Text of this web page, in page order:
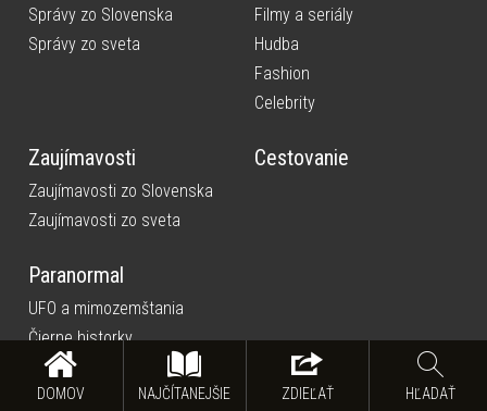
DOMOV NAJČÍTANEJŠIE ZDIEĽAŤ HĽADAŤ
Správy zo Slovenska
Správy zo sveta
Filmy a seriály
Hudba
Fashion
Celebrity
Zaujímavosti
Zaujímavosti zo Slovenska
Zaujímavosti zo sveta
Cestovanie
Paranormal
UFO a mimozemštania
Čierne historky
Paranormálne videá